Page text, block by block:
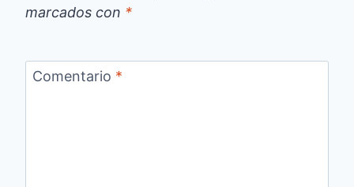
marcados con *
Comentario *